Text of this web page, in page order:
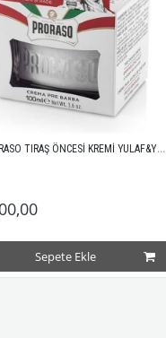
PRORASO TIRAŞ ÖNCESİ KREMİ YULAF&YEŞİLÇAY 100ML
Sepete Ekle